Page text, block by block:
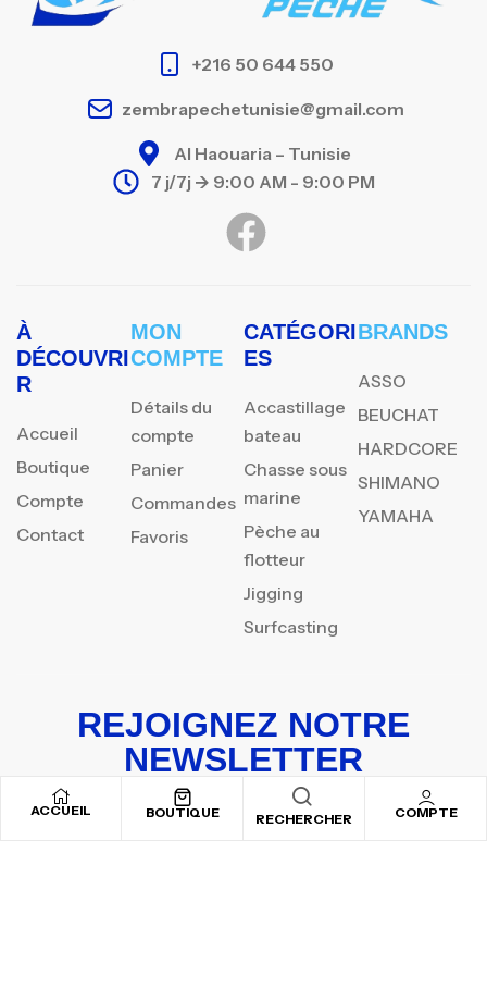
ACCUEIL BOUTIQUE RECHERCHER COMPTE
+216 50 644 550
zembrapechetunisie@gmail.com
Al Haouaria – Tunisie
7 j/7j -> 9:00 AM - 9:00 PM
À
DÉCOUVRI
R
Accueil
Boutique
Compte
Contact
MON
COMPTE
Détails du
compte
Panier
Commandes
Favoris
CATÉGORI
ES
Accastillage
bateau
Chasse sous
marine
Pèche au
flotteur
Jigging
Surfcasting
BRANDS
ASSO
BEUCHAT
HARDCORE
SHIMANO
YAMAHA
REJOIGNEZ NOTRE
NEWSLETTER
Inscrivez-vous pour recevoir nos offres spéciales